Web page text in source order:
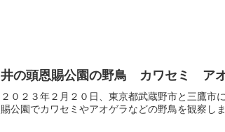
井の頭恩賜公園の野鳥 カワセミ ア
２０２３年２月２０日、東京都武蔵野市と三鷹市
賜公園でカワセミやアオゲラなどの野鳥を観察しま